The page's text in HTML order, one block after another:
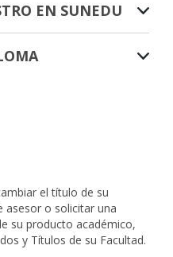
EN SUNEDU
el título de su
asesor o solicitar una
su producto académico,
y Títulos de su Facultad.